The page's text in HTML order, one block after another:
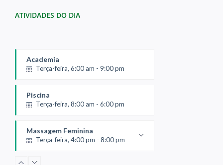
ATIVIDADES DO DIA
Academia
Terça-feira, 6:00 am - 9:00 pm
Piscina
Terça-feira, 8:00 am - 6:00 pm
Massagem Feminina
Terça-feira, 4:00 pm - 8:00 pm